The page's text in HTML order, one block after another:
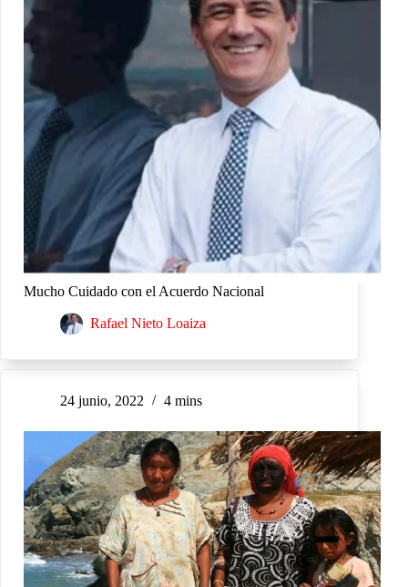
Mucho Cuidado con el Acuerdo Nacional
Rafael Nieto Loaiza
24 junio, 2022 4 mins